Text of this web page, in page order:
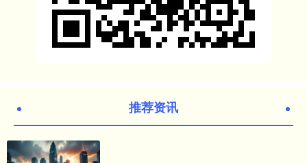
推荐资讯